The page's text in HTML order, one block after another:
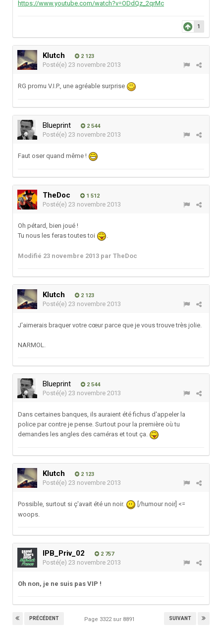
https://www.youtube.com/watch?v=ODdQz_2qrMc
1
Klutch 2 123
Posté(e) 23 novembre 2013
RG promu V.I.P., une agréable surprise
Blueprint 2 544
Posté(e) 23 novembre 2013
Faut oser quand même !
TheDoc 1 512
Posté(e) 23 novembre 2013
Oh pétard, bien joué !
Tu nous les feras toutes toi
.
Modifié 23 novembre 2013 par TheDoc
Klutch 2 123
Posté(e) 23 novembre 2013
J'aimerais braquer votre cœur parce que je vous trouve très jolie.
NARMOL.
Blueprint 2 544
Posté(e) 23 novembre 2013
Dans certaines banques, ils auraient été fichus d'appeler la
police par contre je pense. Surtout pour la première où tu
demandes les angles des caméras et tout ça.
Klutch 2 123
Posté(e) 23 novembre 2013
Possible, surtout si ç'avait été un noir.
[/humour noir] <=
woops.
IPB_Priv_02 2 757
Posté(e) 23 novembre 2013
Oh non, je ne suis pas VIP !
PRÉCÉDENT SUIVANT
Page 3322 sur 8891